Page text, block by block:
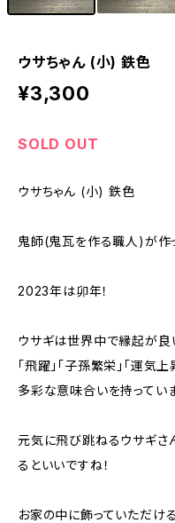
ウサちゃん (小) 鉄色
¥3,300
SOLD OUT
ウサちゃん (小) 鉄色
鬼師(鬼瓦を作る職人)が作
2023年は卯年！
ウサギは世界中で縁起が良
「飛躍」「子孫繁栄」「運気
多彩な意味合いを持っていま
元気に飛び跳ねるウサギさ
るといいですね！
お家の中に飾っていただけ